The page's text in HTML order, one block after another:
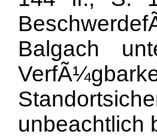
Balgach
unbeachtlich